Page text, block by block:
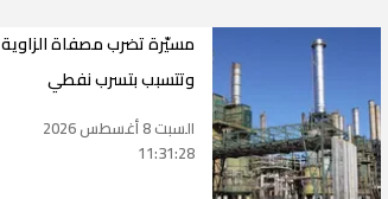
مسيّرة تضرب مصفاة الزاوية
وتتسبب بتسرب نفطي
السبت 8 أغسطس 2026
11:31:28